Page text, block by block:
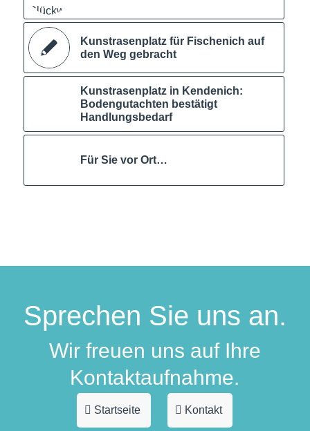
Kunstrasenplatz für Fischenich auf
den Weg gebracht
Kunstrasenplatz in Kendenich:
Bodengutachten bestätigt
Handlungsbedarf
Für Sie vor Ort…
Sprechen Sie uns an.
Wir freuen uns auf Ihre
Kontaktaufnahme.
Startseite Kontakt